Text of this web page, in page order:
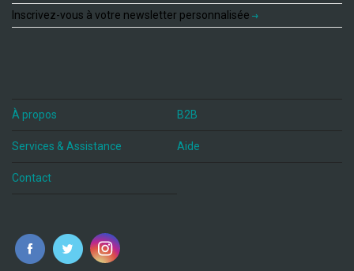
Inscrivez-vous à votre newsletter personnalisée
À propos B2B
Services & Assistance Aide
Contact
fr